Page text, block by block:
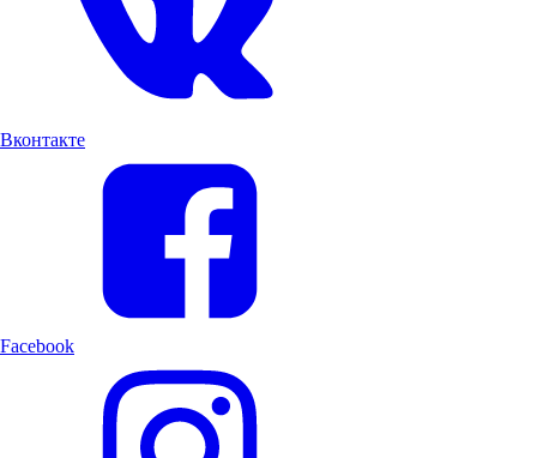
Вконтакте
Facebook